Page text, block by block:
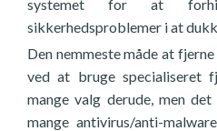
systemet for at
sikkerhedsproblemer i at
Den nemmeste måde at
ved at bruge specialiseret
mange valg derude, men
mange antivirus/anti-